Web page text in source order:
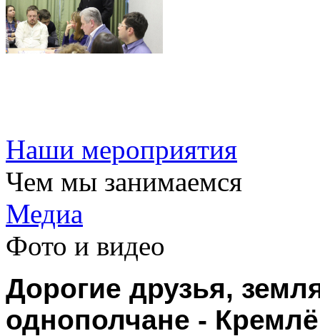
Наши мероприятия
Чем мы занимаемся
Медиа
Фото и видео
Дорогие друзья,
однополчане -